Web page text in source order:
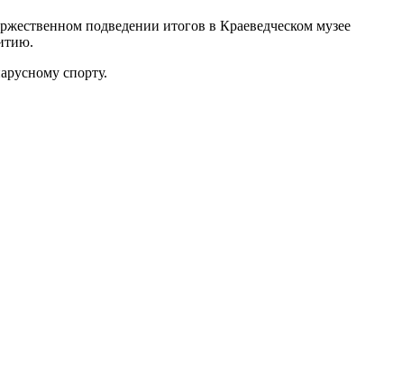
подведении итогов в Краеведческом музее
спорту.